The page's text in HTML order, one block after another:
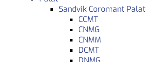
Sandvik Coromant Palat
CCMT
CNMG
CNMM
DCMT